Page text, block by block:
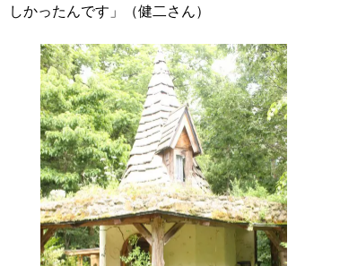
しかったんです」（健二さん）